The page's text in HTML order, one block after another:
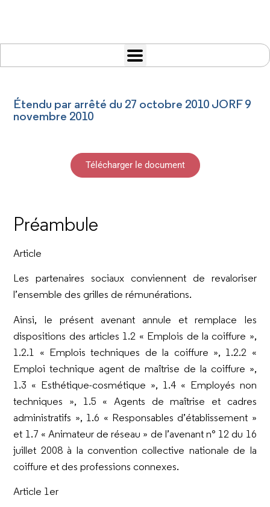
Étendu par arrêté du 27 octobre 2010 JORF 9
novembre 2010
Télécharger le document
Préambule
Article
Les partenaires sociaux conviennent de revaloriser
l’ensemble des grilles de rémunérations.
Ainsi, le présent avenant annule et remplace les
dispositions des articles 1.2 « Emplois de la coiffure »,
1.2.1 « Emplois techniques de la coiffure », 1.2.2 «
Emploi technique agent de maîtrise de la coiffure »,
1.3 « Esthétique-cosmétique », 1.4 « Employés non
techniques », 1.5 « Agents de maîtrise et cadres
administratifs », 1.6 « Responsables d’établissement »
et 1.7 « Animateur de réseau » de l’avenant n° 12 du 16
juillet 2008 à la convention collective nationale de la
coiffure et des professions connexes.
Article 1er